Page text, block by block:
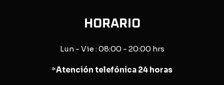
HORARIO
Lun - Vie : 08:00 - 20:00 hrs
*Atención telefónica 24 horas